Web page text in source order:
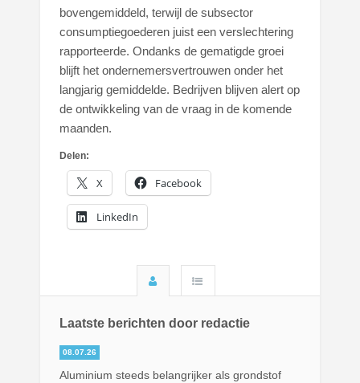
bovengemiddeld, terwijl de subsector
consumptiegoederen juist een verslechtering
rapporteerde. Ondanks de gematigde groei
blijft het ondernemersvertrouwen onder het
langjarig gemiddelde. Bedrijven blijven alert op
de ontwikkeling van de vraag in de komende
maanden.
Delen:
X Facebook
LinkedIn
Laatste berichten door redactie
08.07.26
Aluminium steeds belangrijker als grondstof